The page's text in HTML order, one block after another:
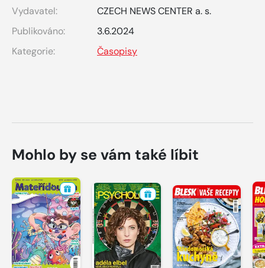
Vydavatel:
CZECH NEWS CENTER a. s.
Publikováno:
3.6.2024
Kategorie:
Časopisy
Mohlo by se vám také líbit